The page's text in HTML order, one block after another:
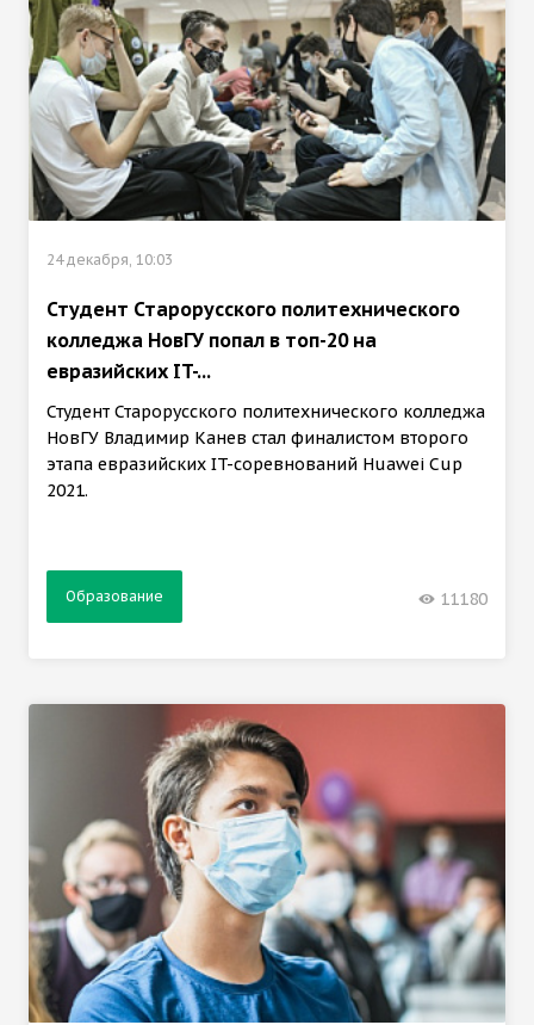
24 декабря, 10:03
Студент Старорусского политехнического
колледжа НовГУ попал в топ-20 на
евразийских IT-...
Студент Старорусского политехнического колледжа
НовГУ Владимир Канев стал финалистом второго
этапа евразийских IT-соревнований Huawei Cup
2021.
Образование 11180